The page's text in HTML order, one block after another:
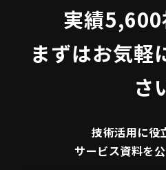
実績5,600
まずはお気軽
さ
技術活用に役
サービス資料を